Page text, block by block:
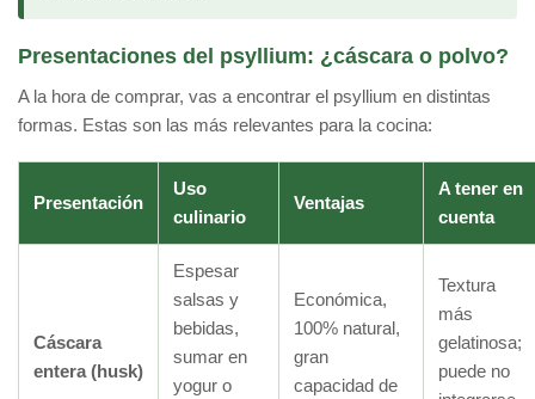
Presentaciones del psyllium: ¿cáscara o polvo?
A la hora de comprar, vas a encontrar el psyllium en distintas
formas. Estas son las más relevantes para la cocina:
Presentación
Uso
culinario
Ventajas
A tener en
cuenta
Cáscara
entera (husk)
Espesar
salsas y
bebidas,
sumar en
yogur o
Económica,
100% natural,
gran
capacidad de
Textura
más
gelatinosa;
puede no